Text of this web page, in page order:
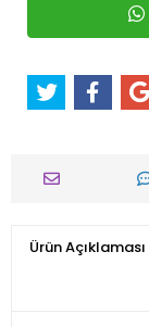
Ürün Açıklaması